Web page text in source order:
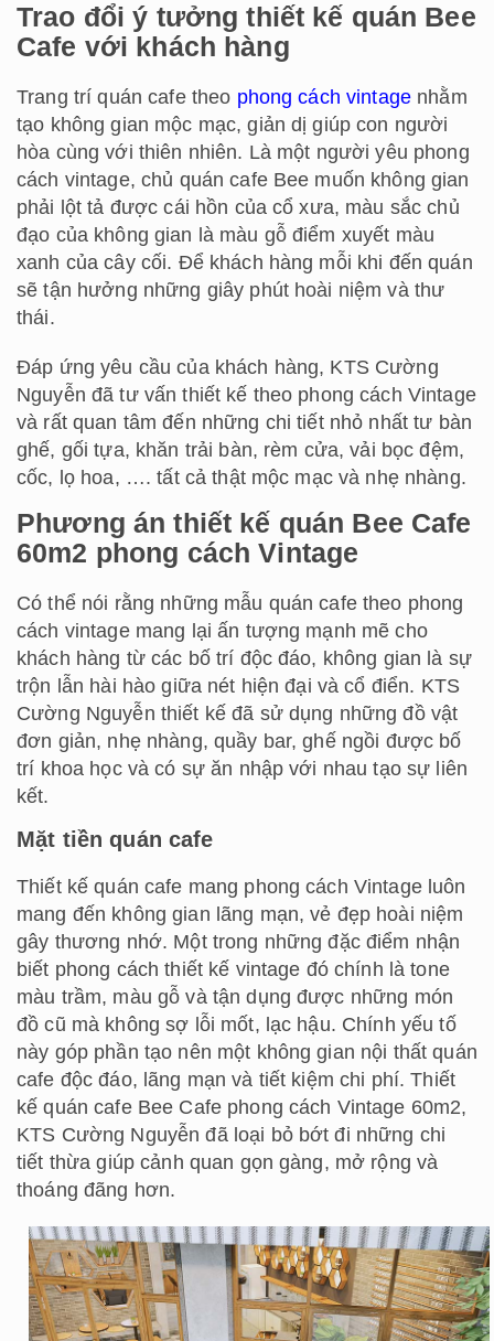
Trao đổi ý tưởng thiết kế quán Bee
Cafe với khách hàng
Trang trí quán cafe theo phong cách vintage nhằm
tạo không gian mộc mạc, giản dị giúp con người
hòa cùng với thiên nhiên. Là một người yêu phong
cách vintage, chủ quán cafe Bee muốn không gian
phải lột tả được cái hồn của cổ xưa, màu sắc chủ
đạo của không gian là màu gỗ điểm xuyết màu
xanh của cây cối. Để khách hàng mỗi khi đến quán
sẽ tận hưởng những giây phút hoài niệm và thư
thái.
Đáp ứng yêu cầu của khách hàng, KTS Cường
Nguyễn đã tư vấn thiết kế theo phong cách Vintage
và rất quan tâm đến những chi tiết nhỏ nhất tư bàn
ghế, gối tựa, khăn trải bàn, rèm cửa, vải bọc đệm,
cốc, lọ hoa, …. tất cả thật mộc mạc và nhẹ nhàng.
Phương án thiết kế quán Bee Cafe
60m2 phong cách Vintage
Có thể nói rằng những mẫu quán cafe theo phong
cách vintage mang lại ấn tượng mạnh mẽ cho
khách hàng từ các bố trí độc đáo, không gian là sự
trộn lẫn hài hào giữa nét hiện đại và cổ điển. KTS
Cường Nguyễn thiết kế đã sử dụng những đồ vật
đơn giản, nhẹ nhàng, quầy bar, ghế ngồi được bố
trí khoa học và có sự ăn nhập với nhau tạo sự liên
kết.
Mặt tiền quán cafe
Thiết kế quán cafe mang phong cách Vintage luôn
mang đến không gian lãng mạn, vẻ đẹp hoài niệm
gây thương nhớ. Một trong những đặc điểm nhận
biết phong cách thiết kế vintage đó chính là tone
màu trầm, màu gỗ và tận dụng được những món
đồ cũ mà không sợ lỗi mốt, lạc hậu. Chính yếu tố
này góp phần tạo nên một không gian nội thất quán
cafe độc đáo, lãng mạn và tiết kiệm chi phí. Thiết
kế quán cafe Bee Cafe phong cách Vintage 60m2,
KTS Cường Nguyễn đã loại bỏ bớt đi những chi
tiết thừa giúp cảnh quan gọn gàng, mở rộng và
thoáng đãng hơn.